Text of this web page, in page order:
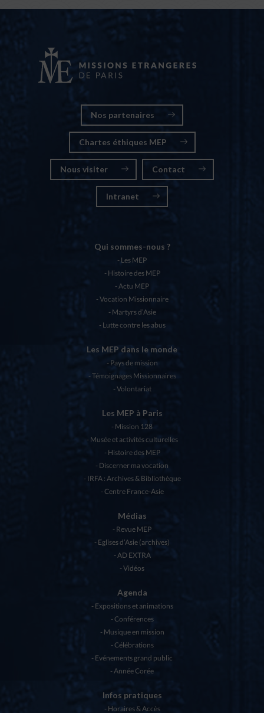
Nos partenaires
Chartes éthiques MEP
Nous visiter Contact
Intranet
Qui sommes-nous ?
Les MEP
Histoire des MEP
Actu MEP
Vocation Missionnaire
Martyrs d’Asie
Lutte contre les abus
Les MEP dans le monde
Pays de mission
Témoignages Missionnaires
Volontariat
Les MEP à Paris
Mission 128
Musée et activités culturelles
Histoire des MEP
Discerner ma vocation
IRFA : Archives & Bibliothèque
Centre France-Asie
Médias
Revue MEP
Eglises d’Asie (archives)
AD EXTRA
Vidéos
Agenda
Expositions et animations
Conférences
Musique en mission
Célébrations
Evénements grand public
Année Corée
Infos pratiques
Horaires & Accès